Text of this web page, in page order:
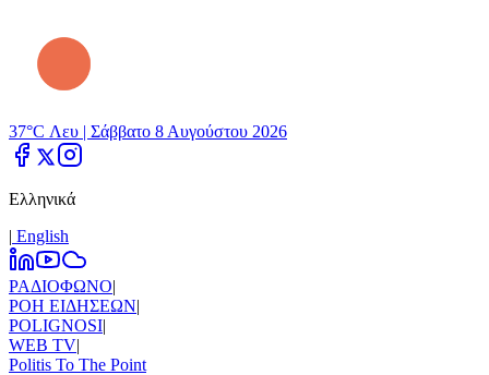
37°C Λευ | Σάββατο 8 Αυγούστου 2026
Ελληνικά
| Εnglish
ΡΑΔΙΟΦΩΝΟ|
ΡΟΗ ΕΙΔΗΣΕΩΝ|
POLIGNOSI|
WEB TV|
Politis To The Point